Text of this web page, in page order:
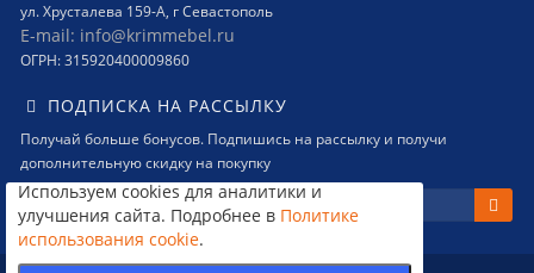
Используем cookies для аналитики и
улучшения сайта. Подробнее в Политике
использования cookie.
ул. Хрусталева 159-А, г Севастополь
E-mail: info@krimmebel.ru
ОГРН: 315920400009860
ПОДПИСКА НА РАССЫЛКУ
Получай больше бонусов. Подпишись на рассылку и получи
дополнительную скидку на покупку